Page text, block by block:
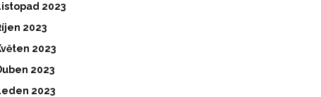
2023
2023
2023
2023
2023